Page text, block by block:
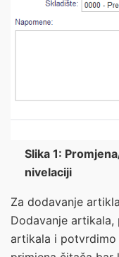
Slika 1:
nivelaciji
Za dodavanje
Dodavanje artikala,
artikala i potvrdimo